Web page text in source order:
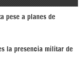
pese a planes de
la presencia militar de